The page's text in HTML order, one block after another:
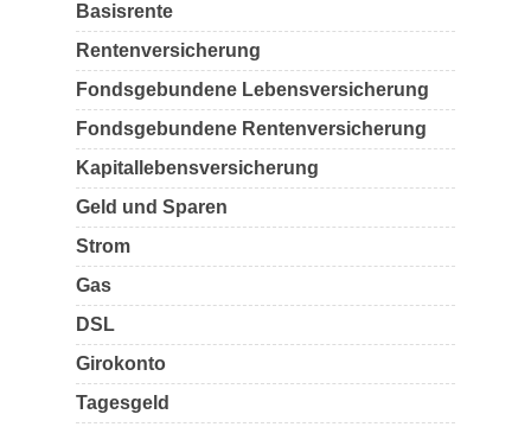
Basisrente
Rentenversicherung
Fondsgebundene Lebensversicherung
Fondsgebundene Rentenversicherung
Kapitallebensversicherung
Geld und Sparen
Strom
Gas
DSL
Girokonto
Tagesgeld